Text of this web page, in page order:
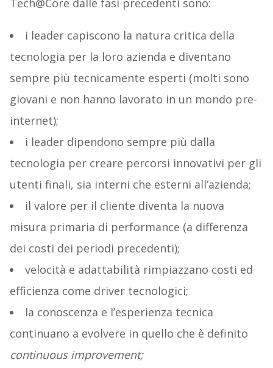
Tech@Core dalle fasi precedenti sono:
i leader capiscono la natura critica della
tecnologia per la loro azienda e diventano
sempre più tecnicamente esperti (molti sono
giovani e non hanno lavorato in un mondo pre-
internet);
i leader dipendono sempre più dalla
tecnologia per creare percorsi innovativi per gli
utenti finali, sia interni che esterni all’azienda;
il valore per il cliente diventa la nuova
misura primaria di performance (a differenza
dei costi dei periodi precedenti);
velocità e adattabilità rimpiazzano costi ed
efficienza come driver tecnologici;
la conoscenza e l’esperienza tecnica
continuano a evolvere in quello che è definito
continuous improvement;